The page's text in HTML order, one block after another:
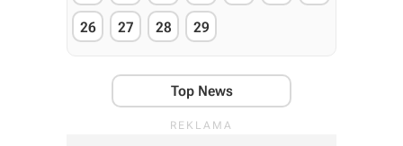
26 27 28 29
Top News